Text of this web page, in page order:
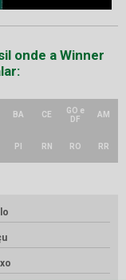
onde a Winner
BA CE
GO e
DF
AM
PI RN RO RR